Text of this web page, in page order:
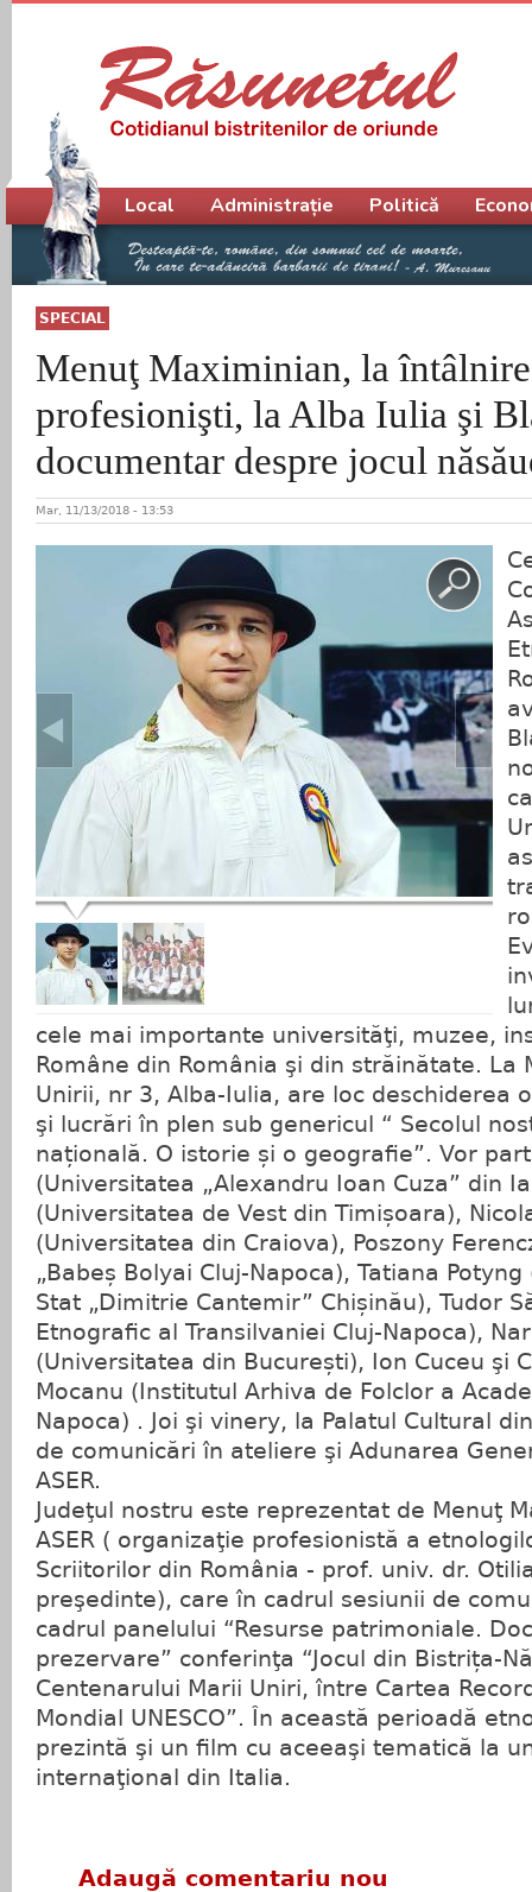
SPECIAL
Menuţ Maximinian, la
profesionişti, la Alba Iulia şi
documentar despre jocul
Mar, 11/13/2018 - 13:53
cele mai importante universităţi, muzee,
Române din România şi din străinătate. La
Unirii, nr 3, Alba-Iulia, are loc deschiderea
şi lucrări în plen sub genericul “ Secolul
națională. O istorie și o geografie”. Vor
(Universitatea „Alexandru Ioan Cuza” din
(Universitatea de Vest din Timișoara),
(Universitatea din Craiova), Poszony
„Babeș Bolyai Cluj-Napoca), Tatiana
Stat „Dimitrie Cantemir” Chișinău), Tudor
Etnografic al Transilvaniei Cluj-Napoca),
(Universitatea din București), Ion Cuceu şi
Mocanu (Institutul Arhiva de Folclor a
Napoca) . Joi şi vinery, la Palatul Cultural
de comunicări în ateliere şi Adunarea
ASER.
Judeţul nostru este reprezentat de Menuţ
ASER ( organizaţie profesionistă a
Scriitorilor din România - prof. univ. dr.
preşedinte), care în cadrul sesiunii de
cadrul panelului “Resurse patrimoniale.
prezervare” conferinţa “Jocul din Bistrița-
Centenarului Marii Uniri, între Cartea
Mondial UNESCO”. În această perioadă
prezintă şi un film cu aceeaşi tematică la
internaţional din Italia.
Adaugă comentariu nou
Meniu principal
Local Administrație Politică